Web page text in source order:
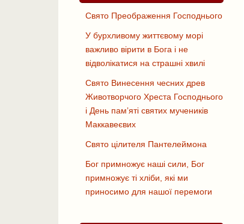
Свято Преображення Господнього
У бурхливому життєвому морі
важливо вірити в Бога і не
відволікатися на страшні хвилі
Свято Винесення чесних древ
Животворчого Хреста Господнього
і День памʼяті святих мучеників
Маккавеєвих
Свято цiлителя Пантелеймона
Бог примножує наші сили, Бог
примножує ті хліби, які ми
приносимо для нашої перемоги